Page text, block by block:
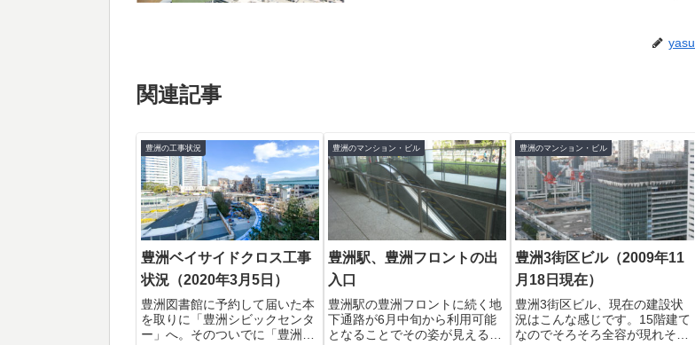
yasu
関連記事
豊洲の工事状況
豊洲ベイサイドクロス工事
状況（2020年3月5日）
豊洲図書館に予約して届いた本
を取りに「豊洲シビックセンタ
ー」へ。そのついでに「豊洲ベ
豊洲のマンション・ビル
豊洲駅、豊洲フロントの出
入口
豊洲駅の豊洲フロントに続く地
下通路が6月中旬から利用可能
となることでその姿が見えるよ
豊洲のマンション・ビル
豊洲3街区ビル（2009年11
月18日現在）
豊洲3街区ビル、現在の建設状
況はこんな感じです。15階建て
なのでそろそろ全容が現れそう